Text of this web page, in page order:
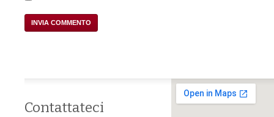
Contattateci